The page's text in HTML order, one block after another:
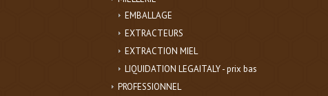
EMBALLAGE
EXTRACTEURS
EXTRACTION MIEL
LIQUIDATION LEGAITALY - prix bas
PROFESSIONNEL